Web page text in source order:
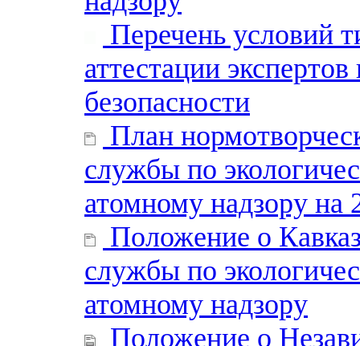
Перечень условий
аттестации
безопасности
План
службы по
атомному надзору на
Положение о
службы по
атомному надзору
Положение о